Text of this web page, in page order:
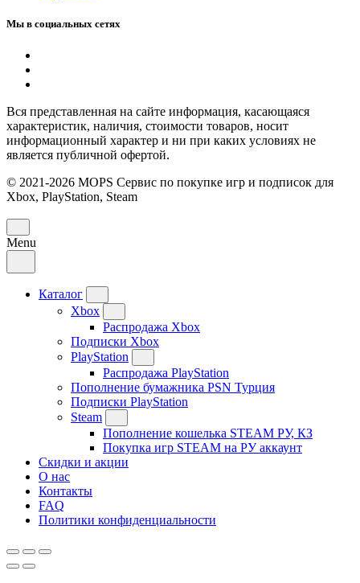
Мы в социальных сетях
Вся представленная на сайте информация, касающаяся
характеристик, наличия, стоимости товаров, носит
информационный характер и ни при каких условиях не
является публичной офертой.
© 2021-2026 MOPS Сервис по покупке игр и подписок для
Xbox, PlayStation, Steam
Menu
Каталог
Xbox
Распродажа Xbox
Подписки Xbox
PlayStation
Распродажа PlayStation
Пополнение бумажника PSN Турция
Подписки PlayStation
Steam
Пополнение кошелька STEAM РУ, КЗ
Покупка игр STEAM на РУ аккаунт
Скидки и акции
О нас
Контакты
FAQ
Политики конфиденциальности